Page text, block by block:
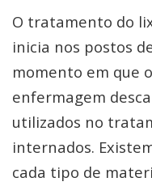
O tratamento do
inicia nos postos
momento em que
enfermagem
utilizados no
internados.
cada tipo de